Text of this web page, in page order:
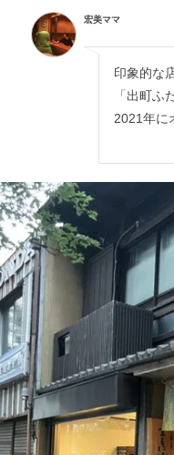
宏美ママ
印象的な
「出町ふ
2021年に